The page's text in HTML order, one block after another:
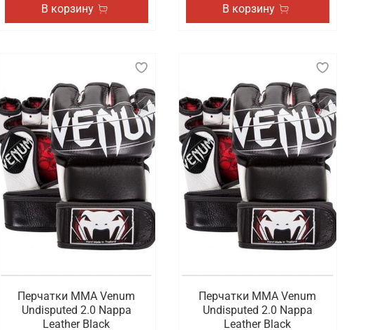
В корзину В корзину
Перчатки ММА Venum
Undisputed 2.0 Nappa
Leather Black
Перчатки ММА Venum
Undisputed 2.0 Nappa
Leather Black